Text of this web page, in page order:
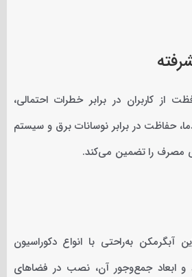
از کاربران در برابر خطرات احتمالی،
حفاظت در برابر نوسانات برق و سیستم
مصرف را تضمین می‌کند.
به‌راحتی با انواع دکوراسیون
ابعاد جمع‌وجور آن، نصب در فضاهای